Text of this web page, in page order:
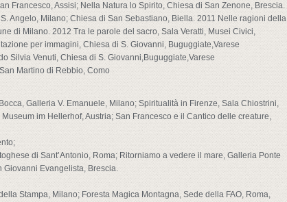
Francesco, Assisi; Nella Natura lo Spirito, Chiesa di San Zenone, Brescia.
Angelo, Milano; Chiesa di San Sebastiano, Biella. 2011 Nelle ragioni della
di Milano. 2012 Tra le parole del sacro, Sala Veratti, Musei Civici,
per immagini, Chiesa di S. Giovanni, Buguggiate,Varese
Silvia Venuti, Chiesa di S. Giovanni,Buguggiate,Varese
Martino di Rebbio, Como
Galleria V. Emanuele, Milano; Spiritualità in Firenze, Sala Chiostrini,
im Hellerhof, Austria; San Francesco e il Cantico delle creature,
di Sant’Antonio, Roma; Ritorniamo a vedere il mare, Galleria Ponte
Giovanni Evangelista, Brescia.
Stampa, Milano; Foresta Magica Montagna, Sede della FAO, Roma,